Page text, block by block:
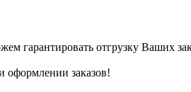
гарантировать отгрузку Ваших
оформлении заказов!